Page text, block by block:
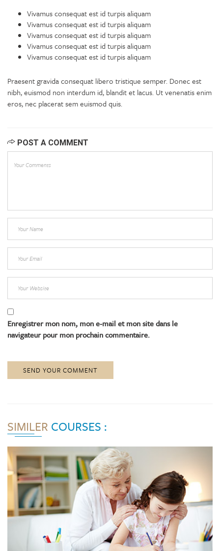
Vivamus consequat est id turpis aliquam
Vivamus consequat est id turpis aliquam
Vivamus consequat est id turpis aliquam
Vivamus consequat est id turpis aliquam
Vivamus consequat est id turpis aliquam
Praesent gravida consequat libero tristique semper. Donec est
nibh, euismod non interdum id, blandit et lacus. Ut venenatis enim
eros, nec placerat sem euismod quis.
POST A COMMENT
Enregistrer mon nom, mon e-mail et mon site dans le
navigateur pour mon prochain commentaire.
SEND YOUR COMMENT
SIMILER COURSES :